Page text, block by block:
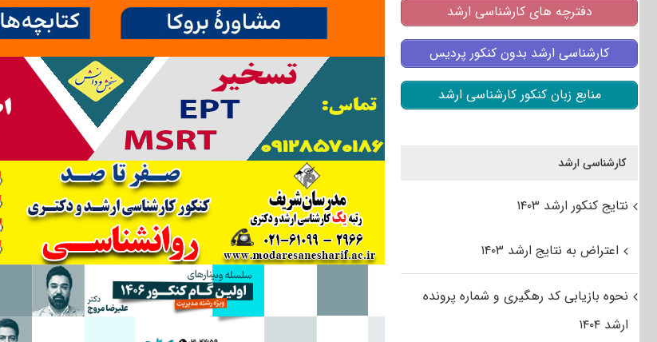
دفترچه های کارشناسی ارشد
کارشناسی ارشد بدون کنکور پردیس
منابع زبان کنکور کارشناسی ارشد
کارشناسی ارشد
نتایج کنکور ارشد ۱۴۰۳
اعتراض به نتایج ارشد ۱۴۰۳
نحوه بازیابی کد رهگیری و شماره پرونده
ارشد ۱۴۰۴